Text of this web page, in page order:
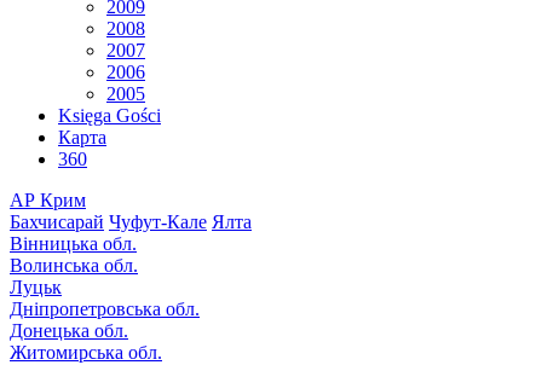
2009
2008
2007
2006
2005
Księga Gości
Карта
360
АР Крим
Бахчисарай Чуфут-Кале Ялта
Вінницька обл.
Волинська обл.
Луцьк
Дніпропетровська обл.
Донецька обл.
Житомирська обл.